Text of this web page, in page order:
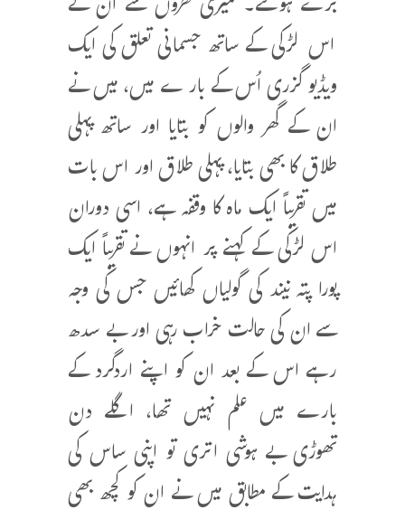
اس لڑکی کے ساتھ جسمانی تعلق کی ایک
ویڈیو گزری اُس کے بار ے میں، میں نے
ان کے گھر والوں کو بتایا اور ساتھ پہلی
طلاق کا بھی بتایا، پہلی طلاق اور اس بات
میں تقریباً ایک ماہ کا وقفہ ہے، اسی دوران
اس لڑکی کے کہنے پر انہوں نے تقریباً ایک
پورا پتہ نیند کی گولیاں کھائیں جس کی وجہ
سے ان کی حالت خراب رہی اور بے سدھ
رہے اس کے بعد ان کو اپنے اردگرد کے
بارے میں علم نہیں تھا، اگلے دن
تھوڑی بے ہوشی اتری تو اپنی ساس کی
ہدایت کے مطابق میں نے ان کو کچھ بھی